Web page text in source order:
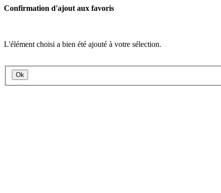
Confirmation d'ajout aux favoris
L'élément choisi a bien été ajouté à votre sélection.